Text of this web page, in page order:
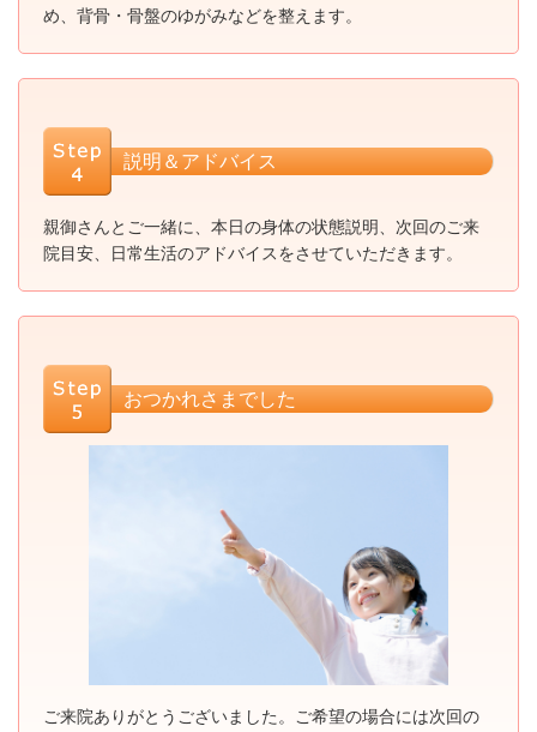
め、背骨・骨盤のゆがみなどを整えます。
説明＆アドバイス
親御さんとご一緒に、本日の身体の状態説明、次回のご来
院目安、日常生活のアドバイスをさせていただきます。
おつかれさまでした
ご来院ありがとうございました。ご希望の場合には次回の